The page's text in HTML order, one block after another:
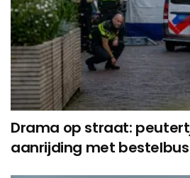
Drama op straat:
aanrijding met bestelbus